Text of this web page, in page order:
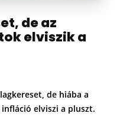
de az
elviszik a
de hiába a
elviszi a pluszt.